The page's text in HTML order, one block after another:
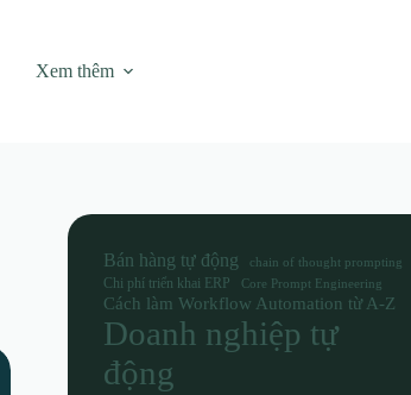
Xem thêm
Bán hàng tự động chain of thought prompting
Chi phí triển khai ERP Core Prompt Engineering
Cách làm Workflow Automation từ A-Z
Doanh nghiệp tự
động